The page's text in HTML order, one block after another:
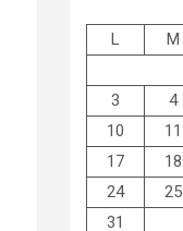
L M
3
4
10
11
17
18
24
25
31